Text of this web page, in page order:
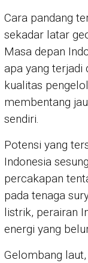
Cara pandang
sekadar latar
Masa depan
apa yang terjadi
kualitas
membentang
sendiri.
Potensi yang
Indonesia
percakapan
pada tenaga
listrik, perairan
energi yang
Gelombang